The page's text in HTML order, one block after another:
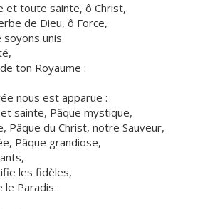
et toute sainte, ô Christ,
de Dieu, ô Force,
unis
ton Royaume :
nous est apparue :
sainte, Pâque mystique,
Pâque du Christ, notre Sauveur,
Pâque grandiose,
les fidèles,
le Paradis :